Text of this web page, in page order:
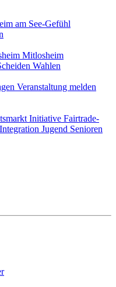
am See-Gefühl
Mitlosheim
Wahlen
Veranstaltung melden
Initiative Fairtrade-
Jugend Senioren